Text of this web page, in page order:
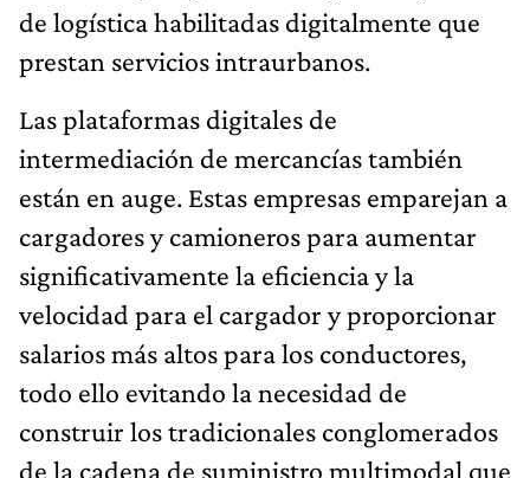
de logística habilitadas digitalmente que
prestan servicios intraurbanos.
Las plataformas digitales de
intermediación de mercancías también
están en auge. Estas empresas emparejan a
cargadores y camioneros para aumentar
significativamente la eficiencia y la
velocidad para el cargador y proporcionar
salarios más altos para los conductores,
todo ello evitando la necesidad de
construir los tradicionales conglomerados
de la cadena de suministro multimodal que